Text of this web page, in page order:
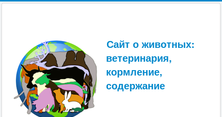
Сайт о животных:
ветеринария,
кормление,
содержание